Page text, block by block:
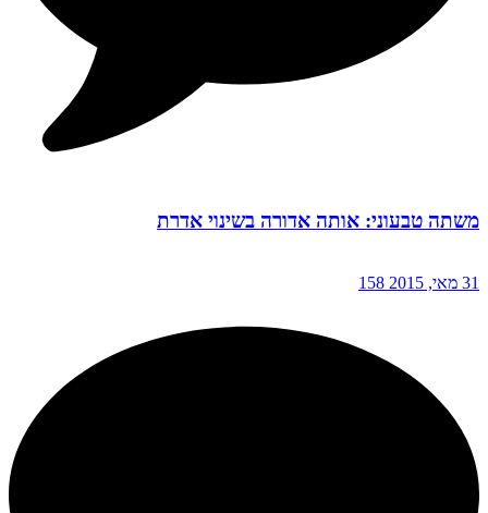
משתה טבעוני: אותה אדורה בשינוי אדרת
31 מאי, 2015 158